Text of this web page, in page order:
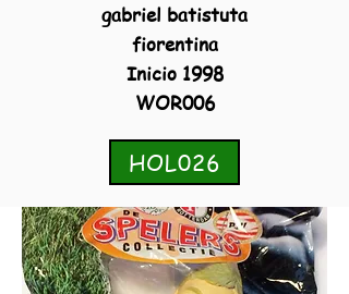
gabriel batistuta
fiorentina
Inicio 1998
WOR006
HOL026